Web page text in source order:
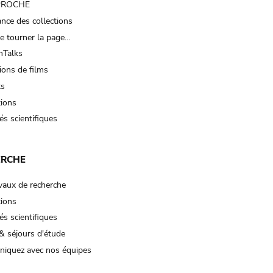
des collections
tourner la page…
de films
scientifiques
de recherche
scientifiques
séjours d'étude
avec nos équipes